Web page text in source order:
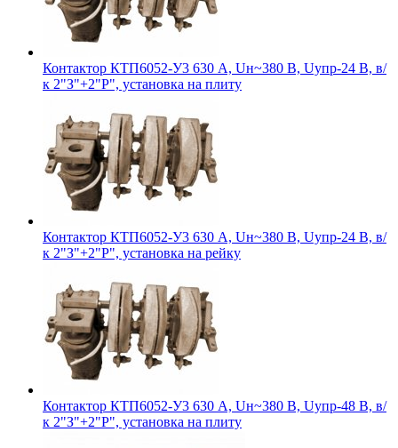
Контактор КТП6052-У3 630 А, Uн~380 В, Uупр-24 В, в/
к 2"З"+2"Р", установка на плиту
Контактор КТП6052-У3 630 А, Uн~380 В, Uупр-24 В, в/
к 2"З"+2"Р", установка на рейку
Контактор КТП6052-У3 630 А, Uн~380 В, Uупр-48 В, в/
к 2"З"+2"Р", установка на плиту